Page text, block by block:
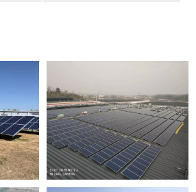
और पढ़ें